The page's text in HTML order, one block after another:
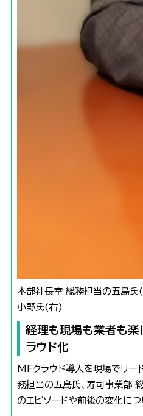
本部社長室 総務担当の五島氏
小野氏(右)
経理も現場も業者も楽
ラウド化
MFクラウド導入を現場でリー
務担当の五島氏、寿司事業部
のエピソードや前後の変化につ